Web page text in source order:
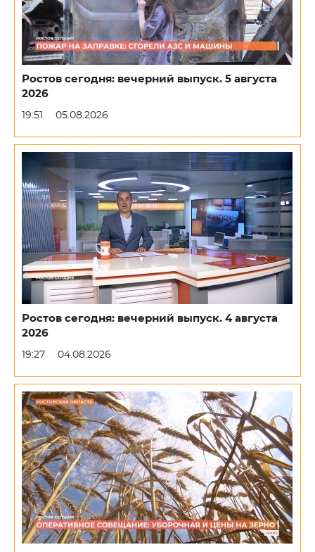
Ростов сегодня: вечерний выпуск. 5 августа
2026
19:51 05.08.2026
Ростов сегодня: вечерний выпуск. 4 августа
2026
19:27 04.08.2026